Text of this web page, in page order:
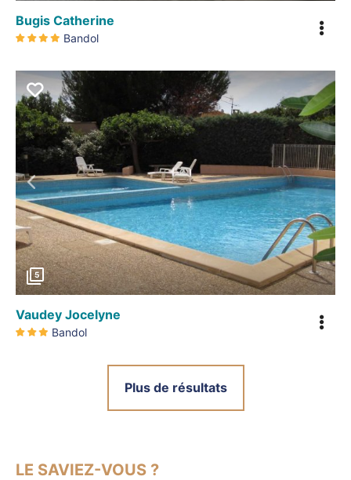
Bugis Catherine
Bandol
Précédent
5
Vaudey Jocelyne
Bandol
Plus de résultats
LE SAVIEZ-VOUS ?